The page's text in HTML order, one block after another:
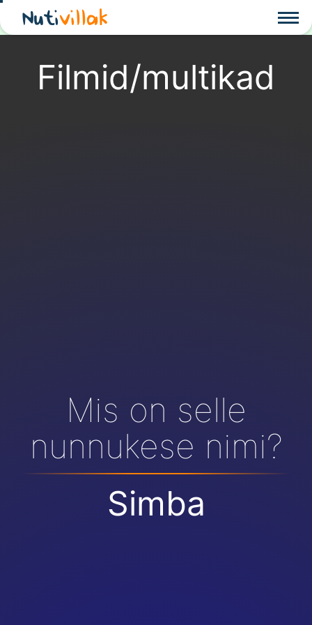
Nutivillak
Filmid/multikad
Mis on selle
nunnukese nimi?
Simba